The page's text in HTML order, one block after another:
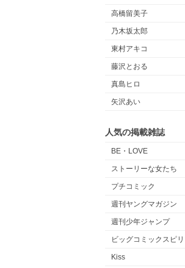
高橋留美子
乃木坂太郎
東村アキコ
藤沢とおる
真島ヒロ
矢沢あい
人気の掲載雑誌
BE・LOVE
ストーリーな女たち
プチコミック
週刊ヤングマガジン
週刊少年ジャンプ
ビッグコミックスピ
Kiss